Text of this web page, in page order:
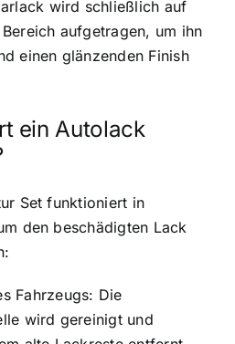
wird schließlich auf
aufgetragen, um ihn
einen glänzenden Finish
ein Autolack
Set funktioniert in
den beschädigten Lack
Fahrzeugs: Die
wird gereinigt und